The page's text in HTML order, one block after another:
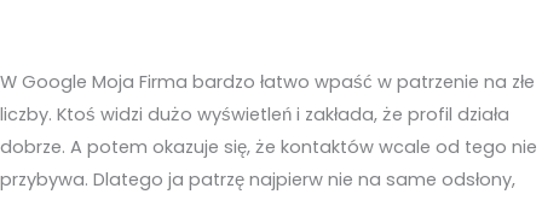
W Google Moja Firma bardzo łatwo wpaść w patrzenie na złe
liczby. Ktoś widzi dużo wyświetleń i zakłada, że profil działa
dobrze. A potem okazuje się, że kontaktów wcale od tego nie
przybywa. Dlatego ja patrzę najpierw nie na same odsłony,